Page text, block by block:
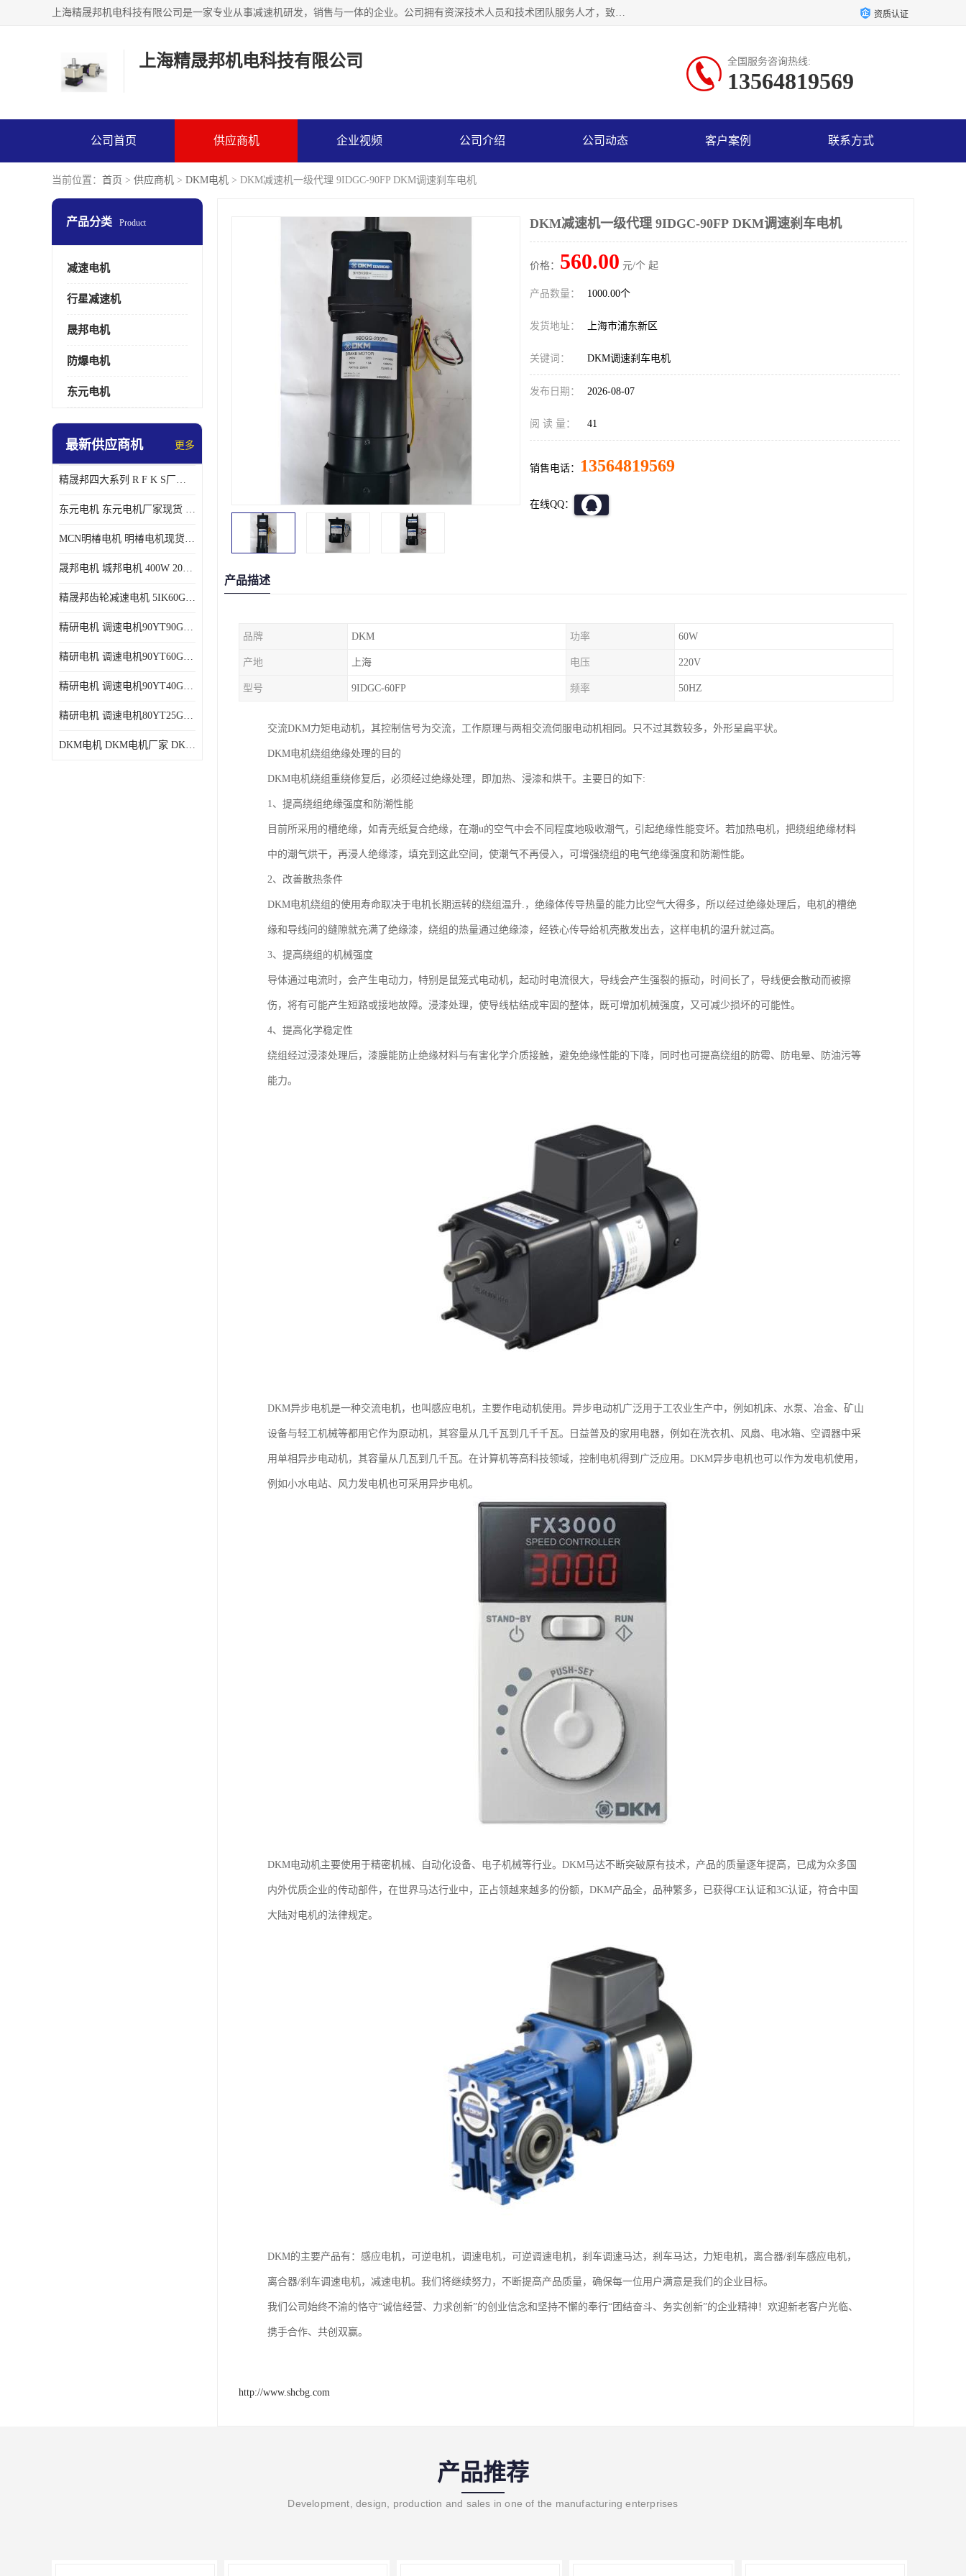
上海精晟邦机电科技有限公司是一家专业从事减速机研发，销售与一体的企业。公司拥有资深技术人员和技术团队服务人才，致力于为广大客户提供专业，细致的产品服务。主营产品有：中型减速电机，微型调速电机，精密行星减速机，蜗轮蜗杆减速机，RFKS四大系列减速机，SKM双曲面齿轮减速机，齿轮减速电机，行星减速机，防爆电机，变频器等系列；产品广泛用于汽车，船舶，能源，环保，包装，物流等领域，欢迎咨询。 资质认证
上海精晟邦机电科技有限公司 全国服务咨询热线:
13564819569
公司首页 供应商机 企业视频 公司介绍 公司动态 客户案例 联系方式
当前位置： 首页 > 供应商机 > DKM电机 > DKM减速机一级代理 9IDGC-90FP DKM调速刹车电机
产品分类 Product
减速电机
行星减速机
晟邦电机
防爆电机
东元电机
最新供应商机 更多
精晟邦四大系列 R F K S厂家现货 批发价格
东元电机 东元电机厂家现货 东元电机批发价格
MCN明椿电机 明椿电机现货 明椿电机批发价格
晟邦电机 城邦电机 400W 200W 库电机 德大库 臂电机
精晟邦齿轮减速电机 5IK60GU-CF/5IK60RGU-CF调速电机厂家现货批发价格
精研电机 调速电机90YT90GV22厂家现货批发价格
精研电机 调速电机90YT60GV22厂家现货批发价格
精研电机 调速电机90YT40GV22厂家现货批发价格
精研电机 调速电机80YT25GV22厂家现货批发价格
DKM电机 DKM电机厂家 DKM减速机现货批发价格
DKM减速机一级代理 9IDGC-90FP DKM调速刹车电机
价格： 560.00 元/个 起
产品数量： 1000.00个
发货地址： 上海市浦东新区
关键词： DKM调速刹车电机
发布日期： 2026-08-07
阅 读 量： 41
销售电话： 13564819569
在线QQ：
产品描述
品牌 DKM 功率 60W
产地 上海 电压 220V
型号 9IDGC-60FP 频率 50HZ
交流DKM力矩电动机，其控制信号为交流，工作原理与两相交流伺服电动机相同。只不过其数较多，外形呈扁平状。
DKM电机绕组绝缘处理的目的
DKM电机绕组重绕修复后，必须经过绝缘处理，即加热、浸漆和烘干。主要日的如下:
1、提高绕组绝缘强度和防潮性能
目前所采用的槽绝缘，如青壳纸复合绝缘，在潮u的空气中会不同程度地吸收潮气，引起绝缘性能变坏。若加热电机，把绕组绝缘材料
中的潮气烘干，再浸人绝缘漆，填充到这此空间，使潮气不再侵入，可增强绕组的电气绝缘强度和防潮性能。
2、改善散热条件
DKM电机绕组的使用寿命取决于电机长期运转的绕组温升.，绝缘体传导热量的能力比空气大得多，所以经过绝缘处理后，电机的槽绝
缘和导线问的缝隙就充满了绝缘漆，绕组的热量通过绝缘漆，经铁心传导给机壳散发出去，这样电机的温升就过高。
3、提高绕组的机械强度
导体通过电流时，会产生电动力，特别是鼠笼式电动机，起动时电流很大，导线会产生强裂的振动，时间长了，导线便会散动而被擦
伤，将有可能产生短路或接地故障。浸漆处理，使导线枯结成牢固的整体，既可增加机械强度，又可减少损坏的可能性。
4、提高化学稳定性
绕组经过浸漆处理后，漆膜能防止绝缘材料与有害化学介质接触，避免绝缘性能的下降，同时也可提高绕组的防霉、防电晕、防油污等
能力。
DKM异步电机是一种交流电机，也叫感应电机，主要作电动机使用。异步电动机广泛用于工农业生产中，例如机床、水泵、冶金、矿山
设备与轻工机械等都用它作为原动机，其容量从几千瓦到几千千瓦。日益普及的家用电器，例如在洗衣机、风扇、电冰箱、空调器中采
用单相异步电动机，其容量从几瓦到几千瓦。在计算机等高科技领域，控制电机得到广泛应用。DKM异步电机也可以作为发电机使用，
例如小水电站、风力发电机也可采用异步电机。
DKM电动机主要使用于精密机械、自动化设备、电子机械等行业。DKM马达不断突破原有技术，产品的质量逐年提高，已成为众多国
内外优质企业的传动部件，在世界马达行业中，正占领越来越多的份额，DKM产品全，品种繁多，已获得CE认证和3C认证，符合中国
大陆对电机的法律规定。
DKM的主要产品有：感应电机，可逆电机，调速电机，可逆调速电机，刹车调速马达，刹车马达，力矩电机，离合器/刹车感应电机，
离合器/刹车调速电机，减速电机。我们将继续努力，不断提高产品质量，确保每一位用户满意是我们的企业目标。
我们公司始终不渝的恪守“诚信经营、力求创新”的创业信念和坚持不懈的奉行“团结奋斗、务实创新”的企业精神！欢迎新老客户光临、
携手合作、共创双赢。
http://www.shcbg.com
产品推荐
Development, design, production and sales in one of the manufacturing enterprises